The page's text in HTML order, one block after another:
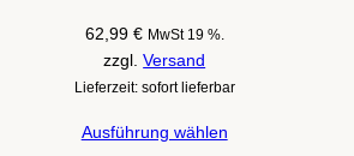
62,99 € MwSt 19 %.
zzgl.Versand
Lieferzeit: sofort lieferbar
Ausführung wählen